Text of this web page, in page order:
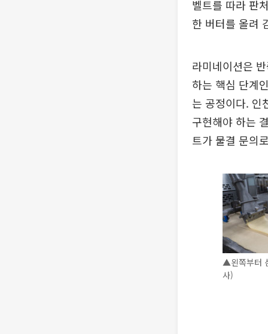
벨트를 따라 판
한 버터를 올려
라미네이션은
하는 핵심 단계
는 공정이다. 인
구현해야 하는
트가 물결 문의
▲왼쪽부터
사)